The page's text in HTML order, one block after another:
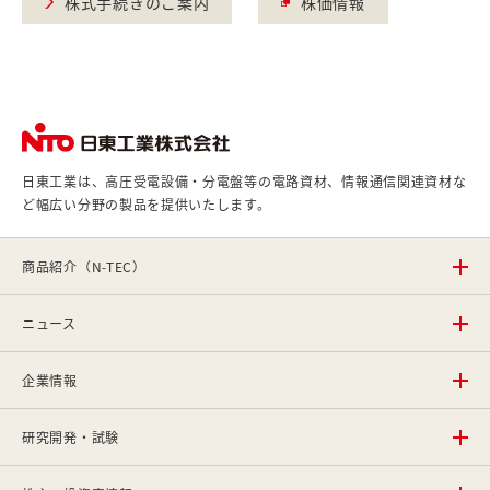
日東工業は、高圧受電設備・分電盤等の電路資材、情報通信関連資材な
ど幅広い分野の製品を提供いたします。
商品紹介（N-TEC）
ニュース
企業情報
研究開発・試験